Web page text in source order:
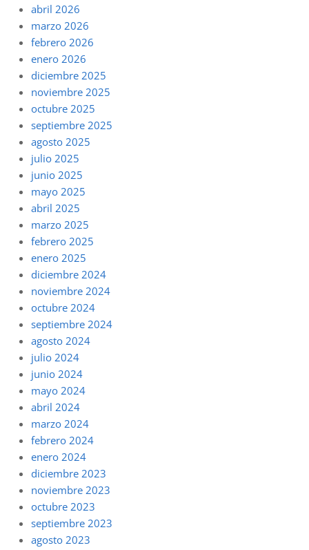
abril 2026
marzo 2026
febrero 2026
enero 2026
diciembre 2025
noviembre 2025
octubre 2025
septiembre 2025
agosto 2025
julio 2025
junio 2025
mayo 2025
abril 2025
marzo 2025
febrero 2025
enero 2025
diciembre 2024
noviembre 2024
octubre 2024
septiembre 2024
agosto 2024
julio 2024
junio 2024
mayo 2024
abril 2024
marzo 2024
febrero 2024
enero 2024
diciembre 2023
noviembre 2023
octubre 2023
septiembre 2023
agosto 2023